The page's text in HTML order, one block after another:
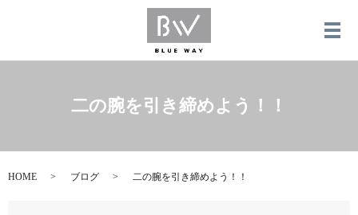
メ
二の腕を引き締めよう！！
HOME ブログ 二の腕を引き締めよう！！